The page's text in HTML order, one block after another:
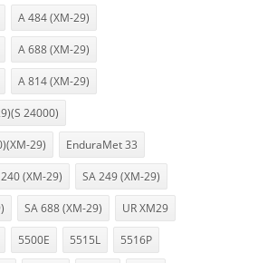
A 484 (XM-29)
A 688 (XM-29)
A 814 (XM-29)
24000)
29) EnduraMet 33
(XM-29) SA 249 (XM-29)
SA 688 (XM-29) UR XM29
5500E 5515L 5516P